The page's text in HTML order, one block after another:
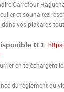
Carrefour
et souhaitez
vos placards
𝗜𝗖𝗜 :
en téléchargent
du règlement du